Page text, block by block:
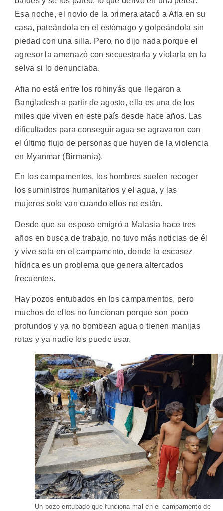
Esa noche, el novio de la primera atacó a Afia en su
casa, pateándola en el estómago y golpeándola sin
piedad con una silla. Pero, no dijo nada porque el
agresor la amenazó con secuestrarla y violarla en la
selva si lo denunciaba.
Afia no está entre los rohinyás que llegaron a
Bangladesh a partir de agosto, ella es una de los
miles que viven en este país desde hace años. Las
dificultades para conseguir agua se agravaron con
el último flujo de personas que huyen de la violencia
en Myanmar (Birmania).
En los campamentos, los hombres suelen recoger
los suministros humanitarios y el agua, y las
mujeres solo van cuando ellos no están.
Desde que su esposo emigró a Malasia hace tres
años en busca de trabajo, no tuvo más noticias de él
y vive sola en el campamento, donde la escasez
hídrica es un problema que genera altercados
frecuentes.
Hay pozos entubados en los campamentos, pero
muchos de ellos no funcionan porque son poco
profundos y ya no bombean agua o tienen manijas
rotas y ya nadie los puede usar.
Un pozo entubado que funciona mal en el campamento de